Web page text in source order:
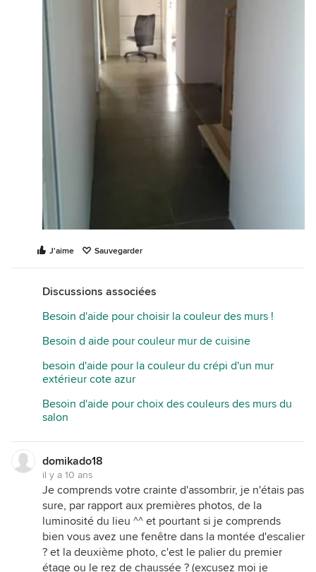
J'aime Sauvegarder
Discussions associées
Besoin d'aide pour choisir la couleur des murs !
Besoin d aide pour couleur mur de cuisine
besoin d'aide pour la couleur du crépi d'un mur
extérieur cote azur
Besoin d'aide pour choix des couleurs des murs du
salon
domikado18
il y a 10 ans
Je comprends votre crainte d'assombrir, je n'étais pas
sure, par rapport aux premières photos, de la
luminosité du lieu ^^ et pourtant si je comprends
bien vous avez une fenêtre dans la montée d'escalier
? et la deuxième photo, c'est le palier du premier
étage ou le rez de chaussée ? (excusez moi je